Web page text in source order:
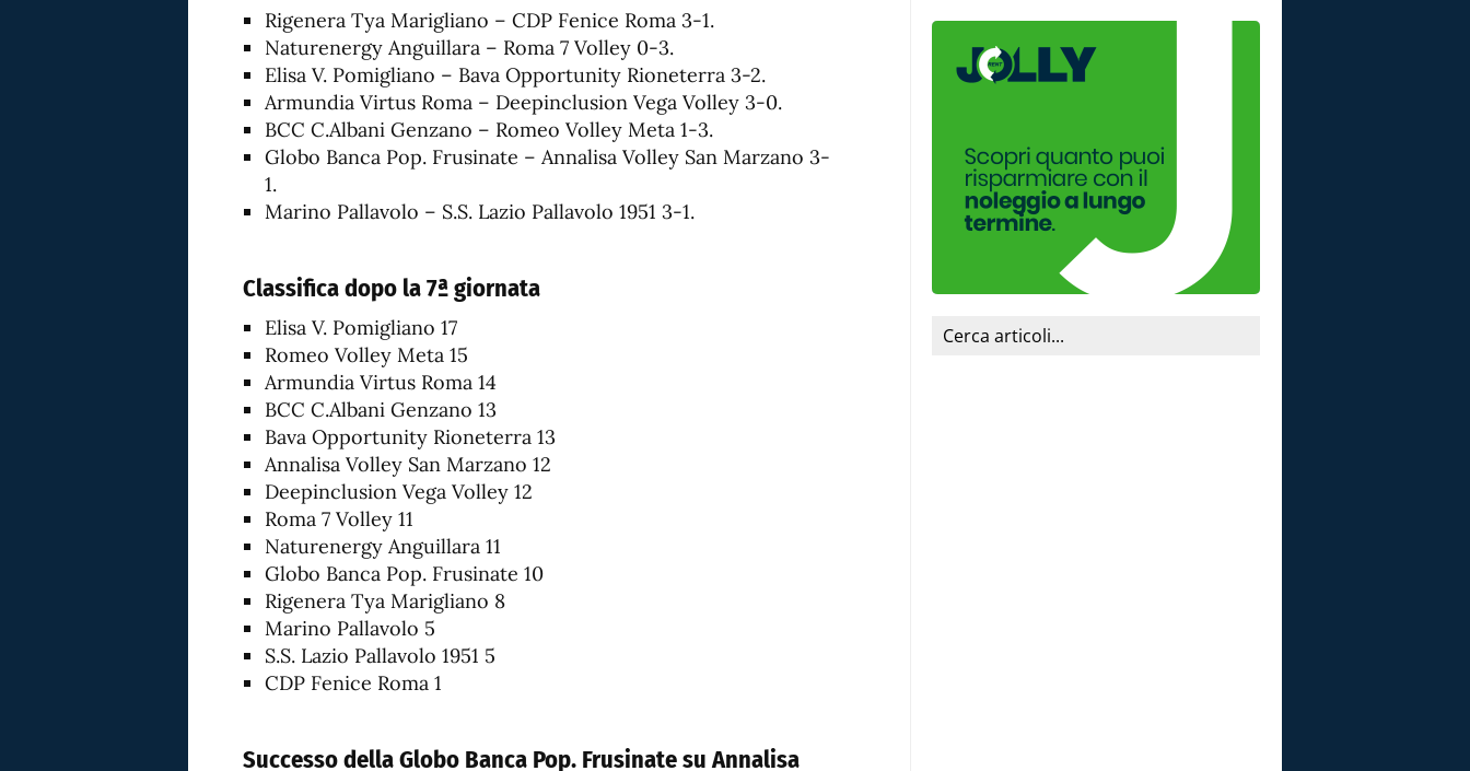
Rigenera Tya Marigliano – CDP Fenice Roma 3-1.
Naturenergy Anguillara – Roma 7 Volley 0-3.
Elisa V. Pomigliano – Bava Opportunity Rioneterra 3-2.
Armundia Virtus Roma – Deepinclusion Vega Volley 3-0.
BCC C.Albani Genzano – Romeo Volley Meta 1-3.
Globo Banca Pop. Frusinate – Annalisa Volley San Marzano 3-
1.
Marino Pallavolo – S.S. Lazio Pallavolo 1951 3-1.
Classifica dopo la 7ª giornata
Elisa V. Pomigliano 17
Romeo Volley Meta 15
Armundia Virtus Roma 14
BCC C.Albani Genzano 13
Bava Opportunity Rioneterra 13
Annalisa Volley San Marzano 12
Deepinclusion Vega Volley 12
Roma 7 Volley 11
Naturenergy Anguillara 11
Globo Banca Pop. Frusinate 10
Rigenera Tya Marigliano 8
Marino Pallavolo 5
S.S. Lazio Pallavolo 1951 5
CDP Fenice Roma 1
Successo della Globo Banca Pop. Frusinate su Annalisa